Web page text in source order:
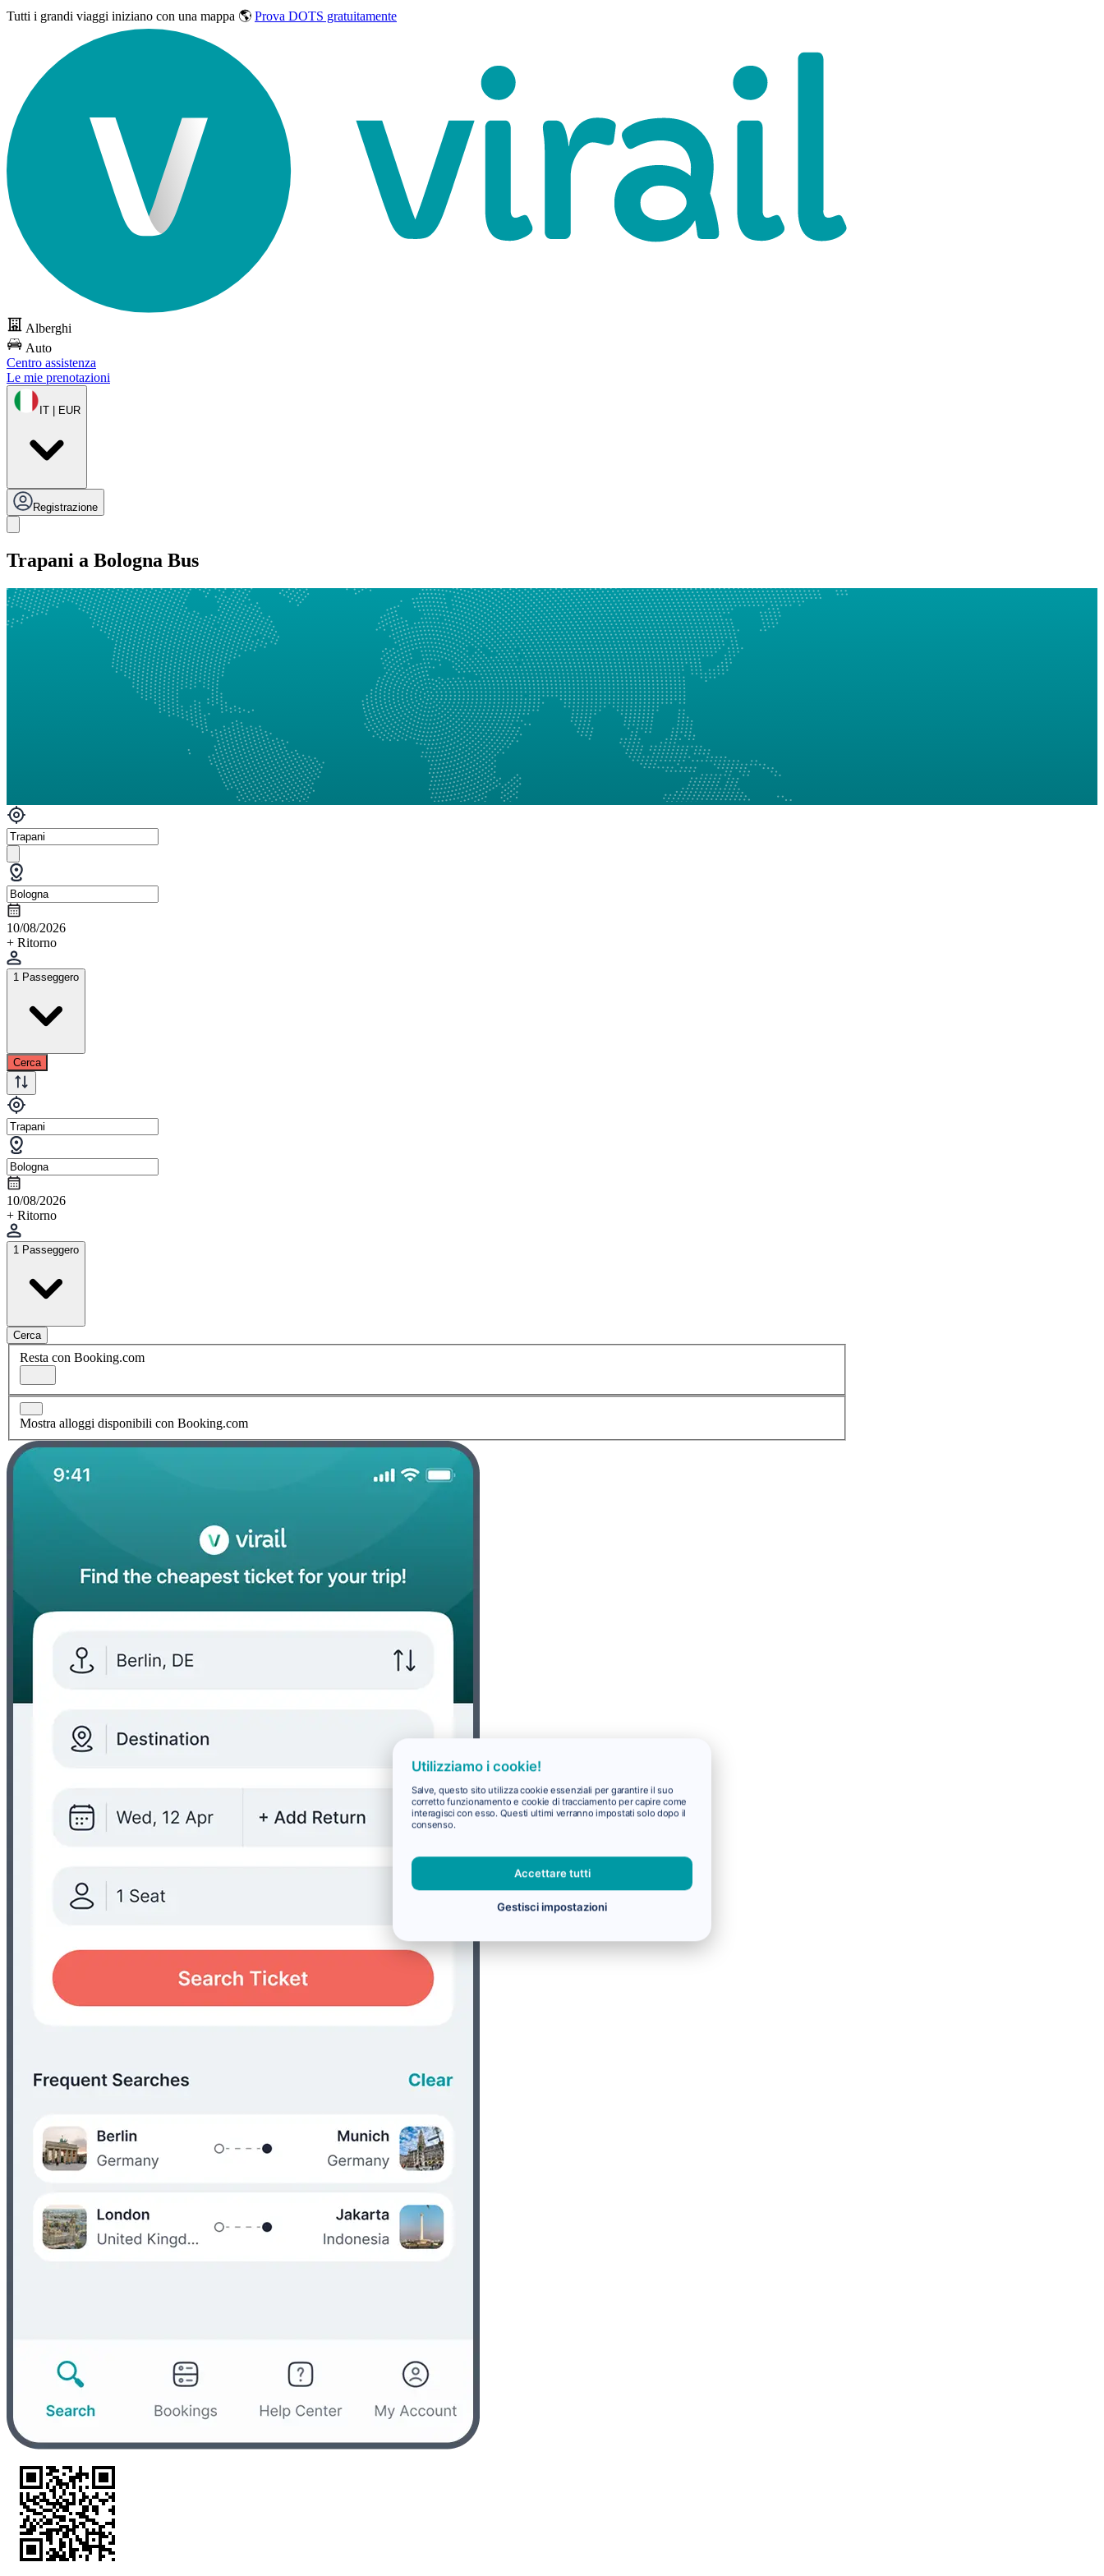
Tutti i grandi viaggi iniziano con una mappa 🌎 Prova DOTS gratuitamente
Alberghi
Auto
Centro assistenza
Le mie prenotazioni
IT | EUR
Registrazione
Trapani a Bologna Bus
10/08/2026
+ Ritorno
1 Passeggero
Cerca
10/08/2026
+ Ritorno
1 Passeggero
Cerca
Resta con Booking.com
Mostra alloggi disponibili con Booking.com
Utilizziamo i cookie!
Salve, questo sito utilizza cookie essenziali per garantire il suo
corretto funzionamento e cookie di tracciamento per capire come
interagisci con esso. Questi ultimi verranno impostati solo dopo il
consenso.
Accettare tutti
Gestisci impostazioni